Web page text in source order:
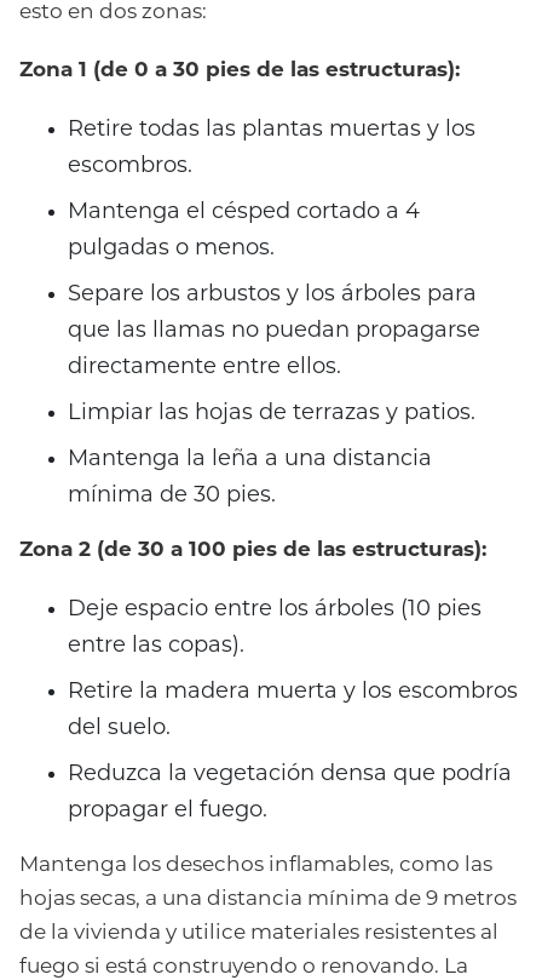
esto en dos zonas:
Zona 1 (de 0 a 30 pies de las estructuras):
Retire todas las plantas muertas y los
escombros.
Mantenga el césped cortado a 4
pulgadas o menos.
Separe los arbustos y los árboles para
que las llamas no puedan propagarse
directamente entre ellos.
Limpiar las hojas de terrazas y patios.
Mantenga la leña a una distancia
mínima de 30 pies.
Zona 2 (de 30 a 100 pies de las estructuras):
Deje espacio entre los árboles (10 pies
entre las copas).
Retire la madera muerta y los escombros
del suelo.
Reduzca la vegetación densa que podría
propagar el fuego.
Mantenga los desechos inflamables, como las
hojas secas, a una distancia mínima de 9 metros
de la vivienda y utilice materiales resistentes al
fuego si está construyendo o renovando. La